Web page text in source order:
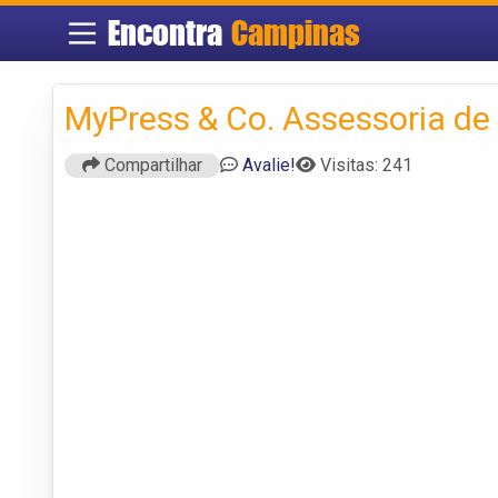
EncontraCampinas
MyPress & Co. Assessoria
Compartilhar Avalie! Visitas: 241